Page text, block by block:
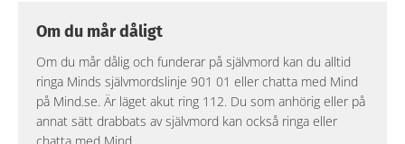
Om du mår dåligt
Om du mår dålig och funderar på självmord kan du alltid
ringa Minds självmordslinje 901 01 eller chatta med Mind
på Mind.se. Är läget akut ring 112. Du som anhörig eller på
annat sätt drabbats av självmord kan också ringa eller
chatta med Mind.